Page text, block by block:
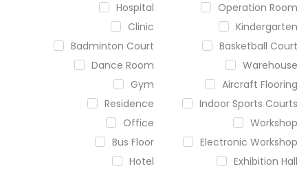
Hospital
Operation Room
Clinic
Kindergarten
Badminton Court
Basketball Court
Dance Room
Warehouse
Gym
Aircraft Flooring
Residence
Indoor Sports Courts
Office
Workshop
Bus Floor
Electronic Workshop
Hotel
Exhibition Hall